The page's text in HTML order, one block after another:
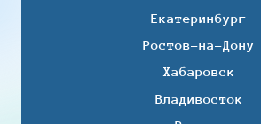
Екатеринбург
Ростов-на-Дону
Хабаровск
Владивосток